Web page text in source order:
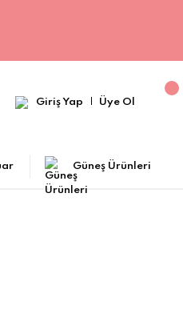
Giriş Yap Üye Ol
Güneş Ürünleri